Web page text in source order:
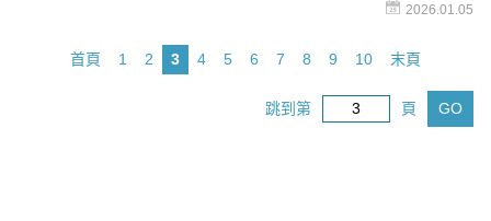
2026.01.05
首頁 1 2 3 4 5 6 7 8 9 10 末頁
跳到第 頁 GO